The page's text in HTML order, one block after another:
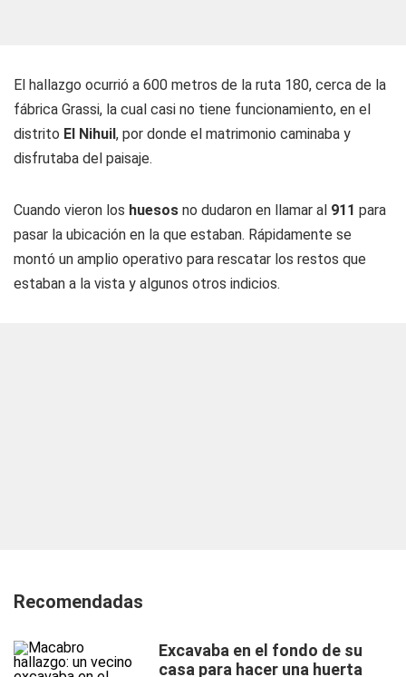
El hallazgo ocurrió a 600 metros de la ruta 180, cerca de la
fábrica Grassi, la cual casi no tiene funcionamiento, en el
distrito El Nihuil, por donde el matrimonio caminaba y
disfrutaba del paisaje.
Cuando vieron los huesos no dudaron en llamar al 911 para
pasar la ubicación en la que estaban. Rápidamente se
montó un amplio operativo para rescatar los restos que
estaban a la vista y algunos otros indicios.
Recomendadas
Excavaba en el fondo de su
casa para hacer una huerta